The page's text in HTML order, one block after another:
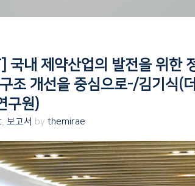
국내 제약산업의 발전을 위한
조 개선을 중심으로-/김기식(
구원)
보고서 by themirae